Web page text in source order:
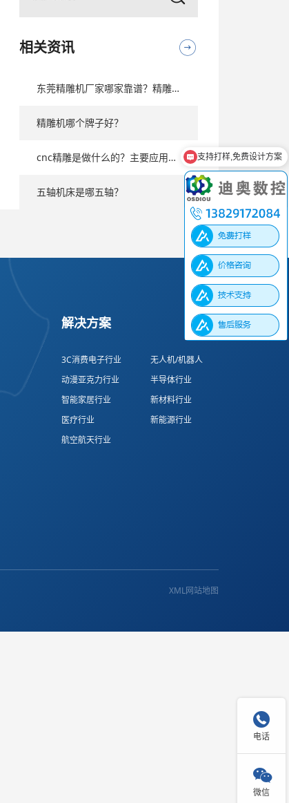
相关资讯
东莞精雕机厂家哪家靠谱？精雕机哪里买？
精雕机哪个牌子好？
cnc精雕是做什么的？主要应用在哪些场景？
五轴机床是哪五轴？
解决方案
3C消费电子行业
无人机/机器人
动漫亚克力行业
半导体行业
智能家居行业
新材料行业
医疗行业
新能源行业
航空航天行业
XML网站地图

电话

微信
支持打样,免费设计方案